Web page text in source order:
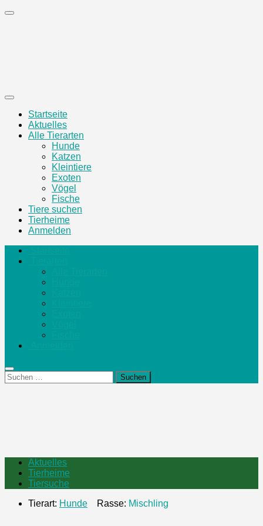
Zum
Startseite
Aktuelles
Alle Tierarten
Hunde
Katzen
Kleintiere
Exoten
Vögel
Fische
Tiere suchen
Tierheime
Anmelden
Suchen
nach:
Aktuelles
Tierheime
Tiersuche
Tierart: Hunde Rasse: Mischling